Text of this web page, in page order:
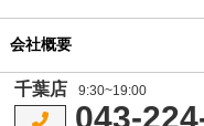
会社概要
千葉店 9:30~19:00
043-